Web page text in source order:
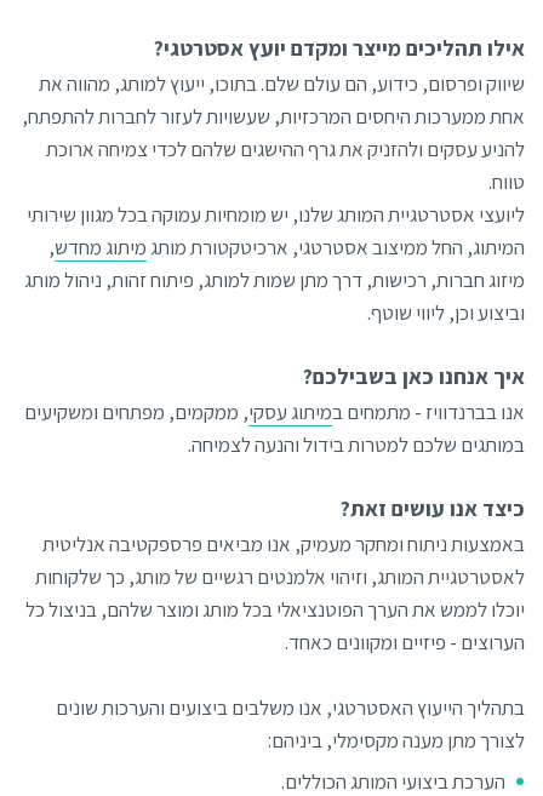
אילו תהליכים מייצר ומקדם יועץ אסטרטגי?
שיווק ופרסום, כידוע, הם עולם שלם. בתוכו, ייעוץ למותג, מהווה את
אחת ממערכות היחסים המרכזיות, שעשויות לעזור לחברות להתפתח,
להניע עסקים ולהזניק את גרף ההישגים שלהם לכדי צמיחה ארוכת
טווח.
ליועצי אסטרטגיית המותג שלנו, יש מומחיות עמוקה בכל מגוון שירותי
המיתוג, החל ממיצוב אסטרטגי, ארכיטקטורת מותגמיתוג מחדש,
מיזוג חברות, רכישות, דרך מתן שמות למותג, פיתוח זהות, ניהול מותג
וביצוע וכן, ליווי שוטף.
איך אנחנו כאן בשבילכם?
אנו בברנדוויז - מתמחים במיתוג עסקי, ממקמים, מפתחים ומשקיעים
במותגים שלכם למטרות בידול והנעה לצמיחה.
כיצד אנו עושים זאת?
באמצעות ניתוח ומחקר מעמיק, אנו מביאים פרספקטיבה אנליטית
לאסטרטגיית המותג, וזיהוי אלמנטים רגשיים של מותג, כך שלקוחות
יוכלו לממש את הערך הפוטנציאלי בכל מותג ומוצר שלהם, בניצול כל
הערוצים - פיזיים ומקוונים כאחד.
בתהליך הייעוץ האסטרטגי, אנו משלבים ביצועים והערכות שונים
לצורך מתן מענה מקסימלי, ביניהם:
הערכת ביצועי המותג הכוללים.